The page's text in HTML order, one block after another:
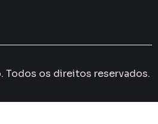
Todos os direitos reservados.